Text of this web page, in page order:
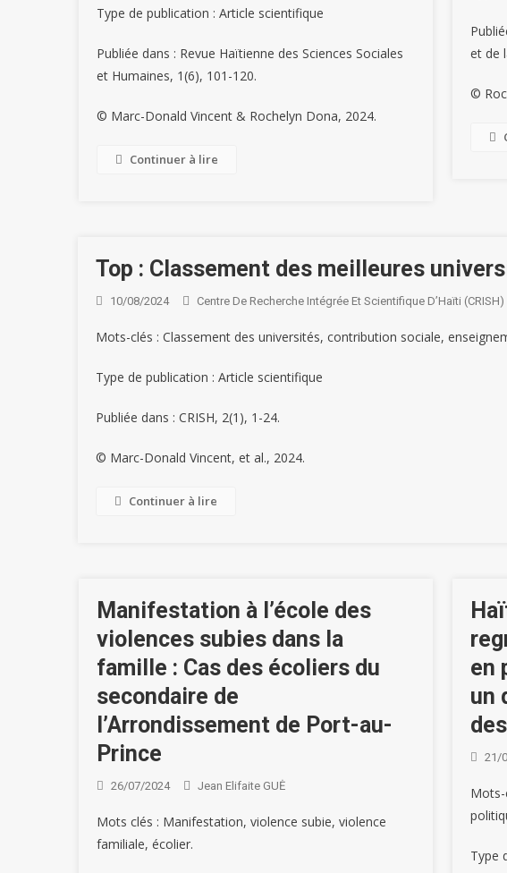
Type de publication : Article scientifique
Publiée dans : Revue Haïtienne des Sciences Sociales
et Humaines, 1(6), 101-120.
© Marc-Donald Vincent & Rochelyn Dona, 2024.
Continuer à lire
et de
©
Top : Classement des meilleures
10/08/2024 Centre De Recherche Intégrée Et Scientifique D’Haïti (CRISH)
Mots-clés : Classement des universités, contribution sociale,
Type de publication : Article scientifique
Publiée dans : CRISH, 2(1), 1-24.
© Marc-Donald Vincent, et al., 2024.
Continuer à lire
Manifestation à l’école des
violences subies dans la
famille : Cas des écoliers du
secondaire de
l’Arrondissement de Port-au-
Prince
26/07/2024 Jean Elifaite GUĖ
Mots clés : Manifestation, violence subie, violence
familiale, écolier.
en
un
21/
Mots-
Type